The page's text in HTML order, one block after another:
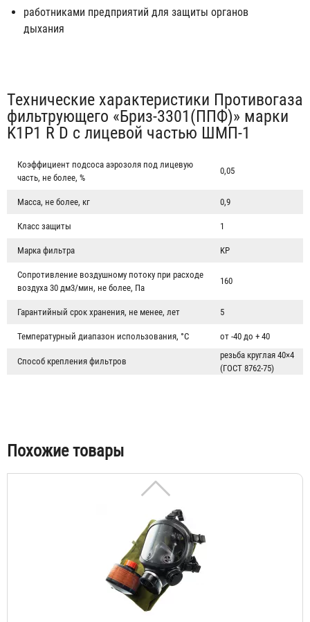
работниками предприятий для защиты органов
дыхания
Табы
Технические характеристики Противогаза
фильтрующего «Бриз-3301(ППФ)» марки
K1P1 R D с лицевой частью ШМП-1
Коэффициент подсоса аэрозоля под лицевую
часть, не более, %
0,05
Масса, не более, кг 0,9
Класс защиты 1
Марка фильтра KP
Сопротивление воздушному потоку при расходе
воздуха 30 дм3/мин, не более, Па
160
Гарантийный срок хранения, не менее, лет 5
Температурный диапазон использования, °С от -40 до + 40
Способ крепления фильтров
резьба круглая 40×4
(ГОСТ 8762-75)
Похожие товары
лицевой частью ШМП-1
3 444 ₽
Противогаз фильтрующий «Бриз-3301 (ППФ)» марки A1 с
лицевой частью Бриз-4301М (ППМ) категория 2
3 661 ₽